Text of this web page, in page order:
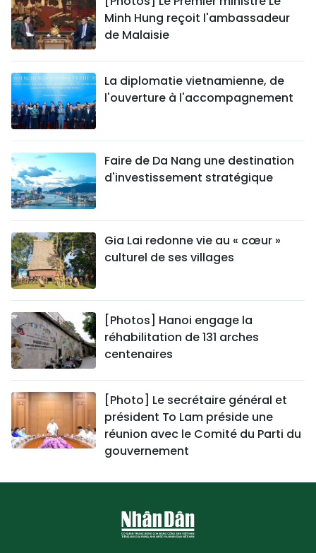
Minh Hung reçoit l'ambassadeur
de Malaisie
La diplomatie vietnamienne, de
l'ouverture à l'accompagnement
Faire de Da Nang une destination
d'investissement stratégique
Gia Lai redonne vie au « cœur »
culturel de ses villages
[Photos] Hanoi engage la
réhabilitation de 131 arches
centenaires
[Photo] Le secrétaire général et
président To Lam préside une
réunion avec le Comité du Parti du
gouvernement